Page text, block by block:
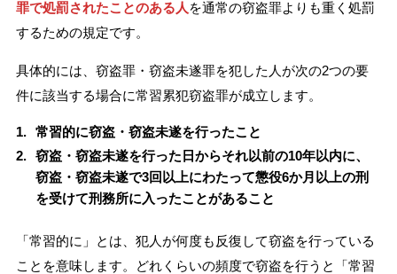
罪で処罰されたことのある人 を通常の窃盗罪よりも重く処罰
するための規定です。
具体的には、窃盗罪・窃盗未遂罪を犯した人が次の2つの要
件に該当する場合に常習累犯窃盗罪が成立します。
常習的に窃盗・窃盗未遂を行ったこと
窃盗・窃盗未遂を行った日からそれ以前の10年以内に、
窃盗・窃盗未遂で3回以上にわたって懲役6か月以上の刑
を受けて刑務所に入ったことがあること
「常習的に」とは、犯人が何度も反復して窃盗を行っている
ことを意味します。どれくらいの頻度で窃盗を行うと「常習